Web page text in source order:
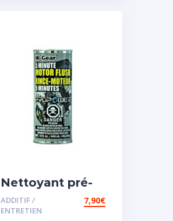
Nettoyant pré-
vidange
ADDITIF /
ENTRETIEN
7,90€